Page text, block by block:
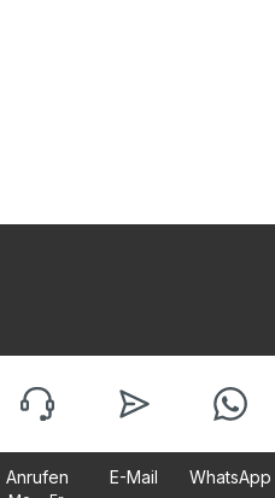
Anrufen E-Mail WhatsApp